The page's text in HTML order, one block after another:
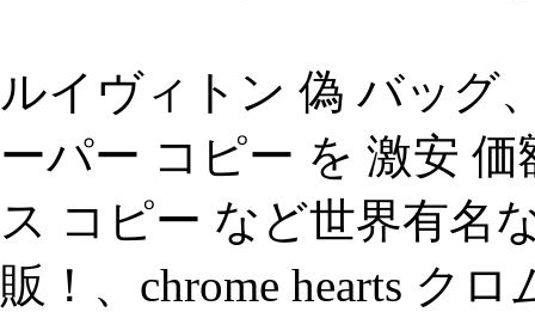
ルイヴィトン 偽 バッグ
ーパー コピー を 激安
ス コピー など世界有名
販！、chrome hearts クロ